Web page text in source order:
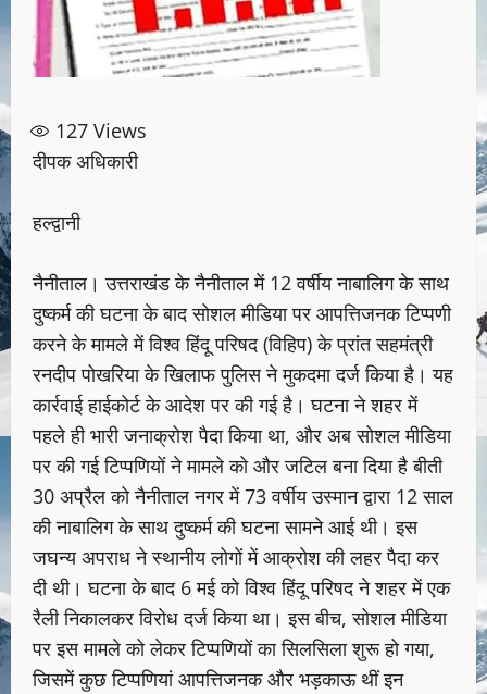
127 Views
दीपक अधिकारी
हल्द्वानी
नैनीताल। उत्तराखंड के नैनीताल में 12 वर्षीय नाबालिग के साथ
दुष्कर्म की घटना के बाद सोशल मीडिया पर आपत्तिजनक टिप्पणी
करने के मामले में विश्व हिंदू परिषद (विहिप) के प्रांत सहमंत्री
रनदीप पोखरिया के खिलाफ पुलिस ने मुकदमा दर्ज किया है। यह
कार्रवाई हाईकोर्ट के आदेश पर की गई है। घटना ने शहर में
पहले ही भारी जनाक्रोश पैदा किया था, और अब सोशल मीडिया
पर की गई टिप्पणियों ने मामले को और जटिल बना दिया है बीती
30 अप्रैल को नैनीताल नगर में 73 वर्षीय उस्मान द्वारा 12 साल
की नाबालिग के साथ दुष्कर्म की घटना सामने आई थी। इस
जघन्य अपराध ने स्थानीय लोगों में आक्रोश की लहर पैदा कर
दी थी। घटना के बाद 6 मई को विश्व हिंदू परिषद ने शहर में एक
रैली निकालकर विरोध दर्ज किया था। इस बीच, सोशल मीडिया
पर इस मामले को लेकर टिप्पणियों का सिलसिला शुरू हो गया,
जिसमें कुछ टिप्पणियां आपत्तिजनक और भड़काऊ थीं इन